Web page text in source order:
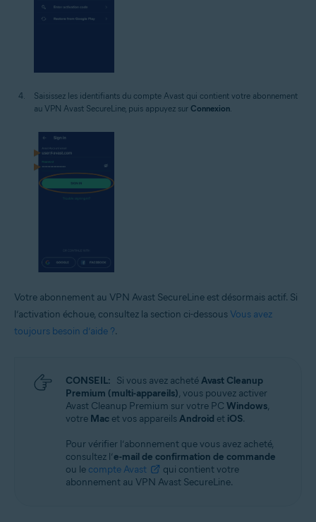
Saisissez les identifiants du compte Avast qui contient votre abonnement
au VPN Avast SecureLine, puis appuyez sur Connexion.
Votre abonnement au VPN Avast SecureLine est désormais actif. Si
l’activation échoue, consultez la section ci-dessous Vous avez
toujours besoin d’aide ?.
CONSEIL: Si vous avez achetéAvast Cleanup
Premium (multi-appareils), vous pouvez activer
Avast Cleanup Premium sur votre PC Windows,
votre Mac et vos appareilsAndroid et iOS.
Pour vérifier l’abonnement que vous avez acheté,
consultez l’e-mail de confirmation de commande
ou le compte Avast
qui contient votre
abonnement au VPN Avast SecureLine.